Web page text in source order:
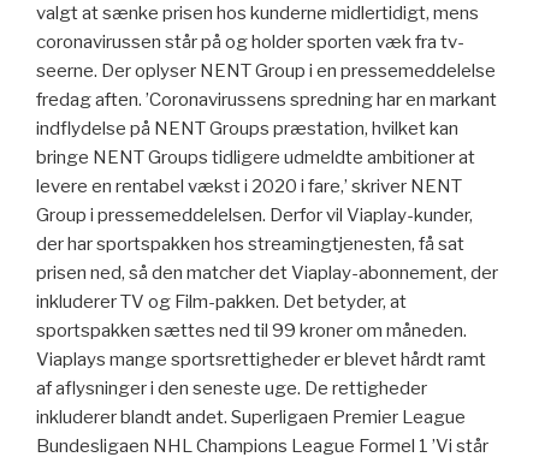
valgt at sænke prisen hos kunderne midlertidigt, mens
coronavirussen står på og holder sporten væk fra tv-
seerne. Der oplyser NENT Group i en pressemeddelelse
fredag aften. ’Coronavirussens spredning har en markant
indflydelse på NENT Groups præstation, hvilket kan
bringe NENT Groups tidligere udmeldte ambitioner at
levere en rentabel vækst i 2020 i fare,’ skriver NENT
Group i pressemeddelelsen. Derfor vil Viaplay-kunder,
der har sportspakken hos streamingtjenesten, få sat
prisen ned, så den matcher det Viaplay-abonnement, der
inkluderer TV og Film-pakken. Det betyder, at
sportspakken sættes ned til 99 kroner om måneden.
Viaplays mange sportsrettigheder er blevet hårdt ramt
af aflysninger i den seneste uge. De rettigheder
inkluderer blandt andet. Superligaen Premier League
Bundesligaen NHL Champions League Formel 1 ’Vi står